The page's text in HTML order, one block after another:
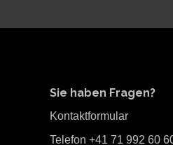
Sie haben Fragen?
Kontaktformular
Telefon +41 71 992 60